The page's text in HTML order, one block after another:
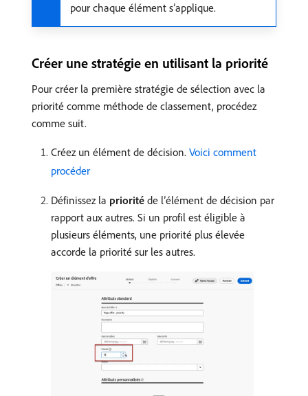
pour chaque élément s’applique.
Créer une stratégie en utilisant la priorité
Pour créer la première stratégie de sélection avec la
priorité comme méthode de classement, procédez
comme suit.
Créez un élément de décision. Voici comment
procéder
Définissez la priorité de l’élément de décision par
rapport aux autres. Si un profil est éligible à
plusieurs éléments, une priorité plus élevée
accorde la priorité sur les autres.